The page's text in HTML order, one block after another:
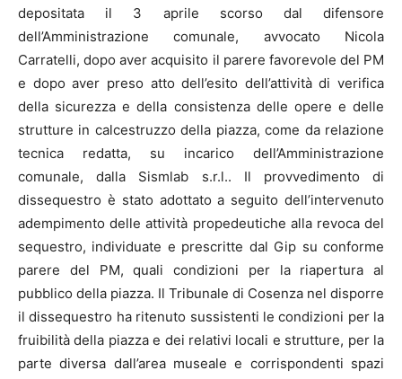
depositata il 3 aprile scorso dal difensore
dell’Amministrazione comunale, avvocato Nicola
Carratelli, dopo aver acquisito il parere favorevole del PM
e dopo aver preso atto dell’esito dell’attività di verifica
della sicurezza e della consistenza delle opere e delle
strutture in calcestruzzo della piazza, come da relazione
tecnica redatta, su incarico dell’Amministrazione
comunale, dalla Sismlab s.r.l.. Il provvedimento di
dissequestro è stato adottato a seguito dell’intervenuto
adempimento delle attività propedeutiche alla revoca del
sequestro, individuate e prescritte dal Gip su conforme
parere del PM, quali condizioni per la riapertura al
pubblico della piazza. Il Tribunale di Cosenza nel disporre
il dissequestro ha ritenuto sussistenti le condizioni per la
fruibilità della piazza e dei relativi locali e strutture, per la
parte diversa dall’area museale e corrispondenti spazi